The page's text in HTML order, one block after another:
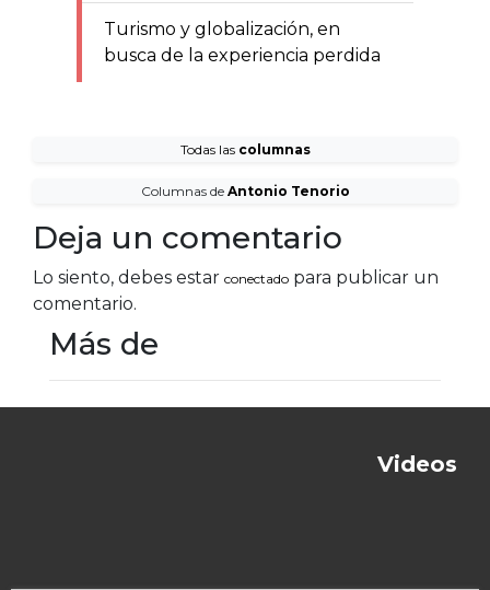
Turismo y globalización, en
busca de la experiencia perdida
Todas las columnas
Columnas de Antonio Tenorio
Deja un comentario
Lo siento, debes estar conectado para publicar un
comentario.
Más de
Videos